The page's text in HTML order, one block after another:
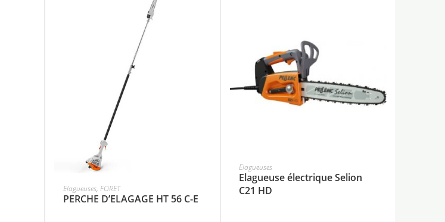
Elagueuses, FORET
PERCHE D’ELAGAGE HT 56 C-E
Elagueuses
Elagueuse électrique Selion
C21 HD